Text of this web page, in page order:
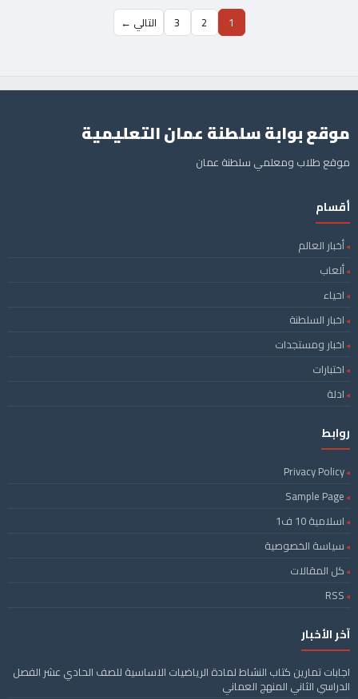
1
2
3 التالي ←
موقع بوابة سلطنة عمان التعليمية
موقع طلاب ومعلمي سلطنة عمان
أقسام
أخبار العالم
ألعاب
احياء
اخبار السلطنة
اخبار ومستجدات
اختبارات
ادلة
روابط
Privacy Policy
Sample Page
اسلامية 10 ف1
سياسة الخصوصية
كل المقالات
RSS
آخر الأخبار
اجابات تمارين كتاب النشاط لمادة الرياضيات الاساسية للصف الحادي عشر الفصل
الدراسي الثاني المنهج العماني